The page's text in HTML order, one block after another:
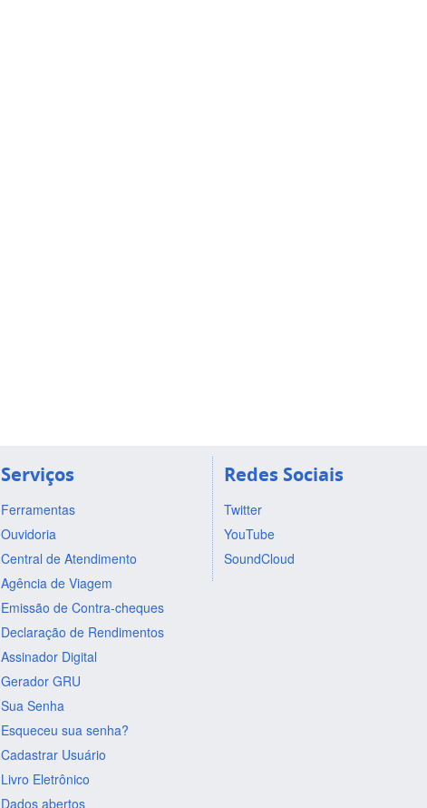
Serviços
Ferramentas
Ouvidoria
Central de Atendimento
Agência de Viagem
Emissão de Contra-cheques
Declaração de Rendimentos
Assinador Digital
Gerador GRU
Sua Senha
Esqueceu sua senha?
Cadastrar Usuário
Livro Eletrônico
Dados abertos
Redes Sociais
Twitter
YouTube
SoundCloud